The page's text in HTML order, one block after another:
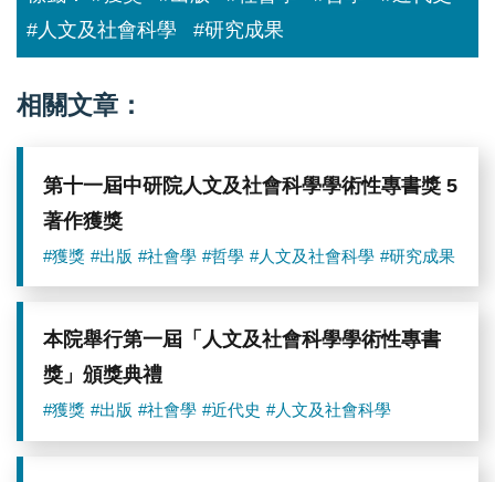
者
獲
獎
#人文及社會科學
#研究成果
相關文章：
第十一屆中研院人文及社會科學學術性專書獎 5
著作獲獎
#獲獎 #出版 #社會學 #哲學 #人文及社會科學 #研究成果
本院舉行第一屆「人文及社會科學學術性專書
獎」頒獎典禮
#獲獎 #出版 #社會學 #近代史 #人文及社會科學